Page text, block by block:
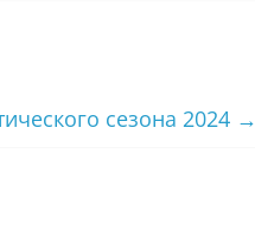
сезона 2024 →